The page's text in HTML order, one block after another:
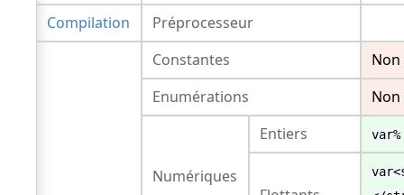
Compilation
Préprocesseur
Constantes
Non
Enumérations
Non
Numériques
Entiers var%